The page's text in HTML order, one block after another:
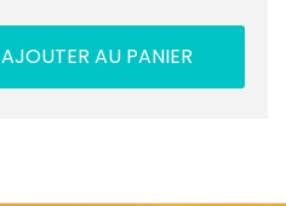
AJOUTER AU PANIER